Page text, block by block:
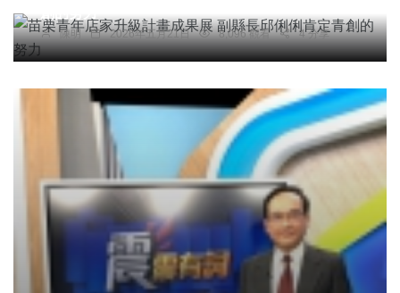
陳明 2026年五月21日 8,096 觀看 4 分享